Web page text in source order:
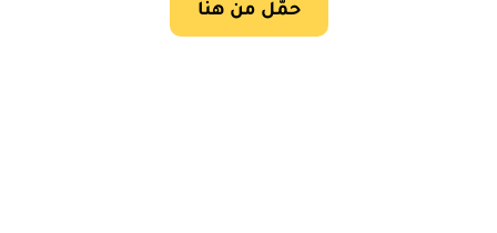
حمّل من هنا